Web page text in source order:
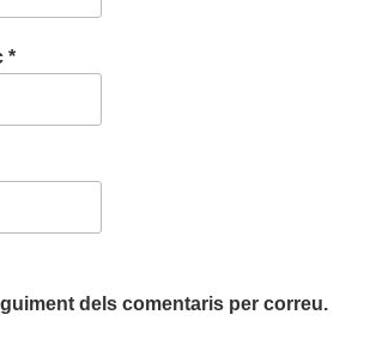
*
dels comentaris per correu.